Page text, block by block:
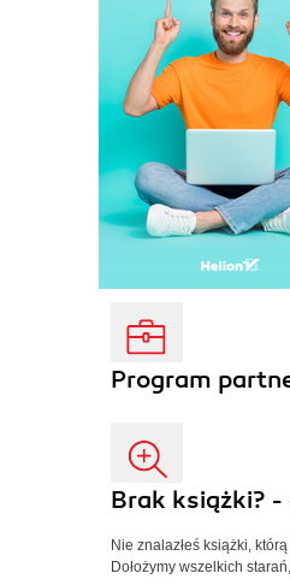
Program
Brak książki? -
Nie znalazłeś książki,
Dołożymy wszelkich